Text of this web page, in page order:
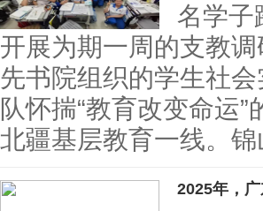
名学子
开展为期一周的支教
先书院组织的学生社
队怀揣“教育改变命运
北疆基层教育一线。
2025年，